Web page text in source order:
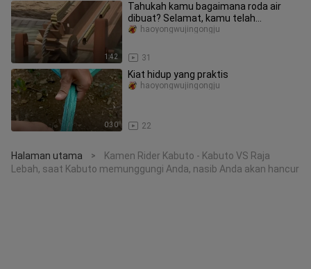
1:42
Tahukah kamu bagaimana roda air
dibuat? Selamat, kamu telah
menemukan roda air.
31
haoyongwujingongju
0:30
Kiat hidup yang praktis
22
haoyongwujingongju
Halaman utama >
Kamen Rider Kabuto - Kabuto VS Raja
Lebah, saat Kabuto memunggungi Anda, nasib Anda akan hancur